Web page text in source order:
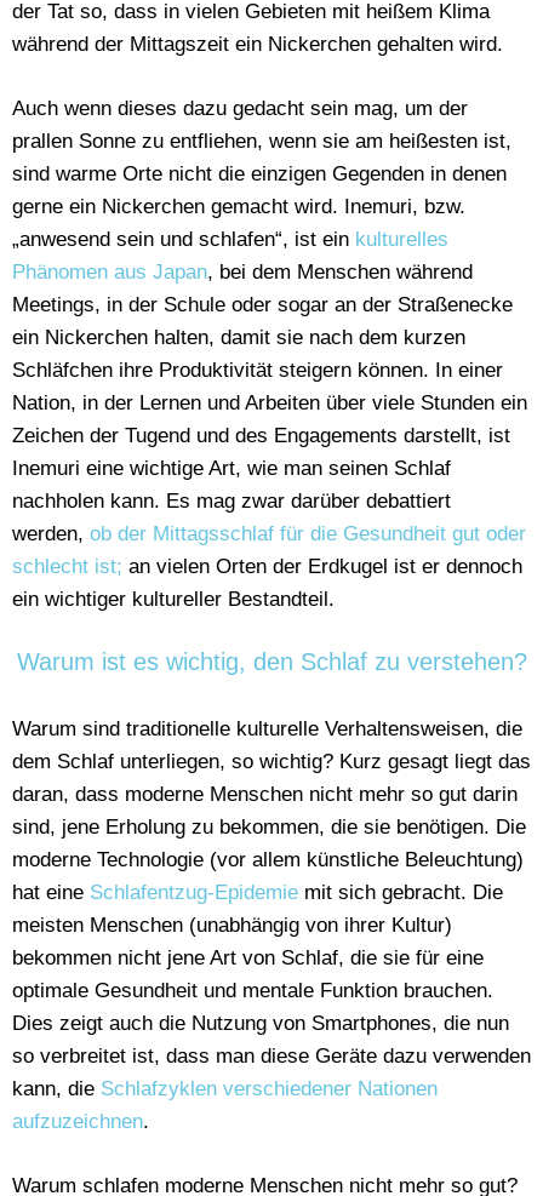
der Tat so, dass in vielen Gebieten mit heißem Klima
während der Mittagszeit ein Nickerchen gehalten wird.
Auch wenn dieses dazu gedacht sein mag, um der
prallen Sonne zu entfliehen, wenn sie am heißesten ist,
sind warme Orte nicht die einzigen Gegenden in denen
gerne ein Nickerchen gemacht wird. Inemuri, bzw.
„anwesend sein und schlafen“, ist ein kulturelles
Phänomen aus Japan, bei dem Menschen während
Meetings, in der Schule oder sogar an der Straßenecke
ein Nickerchen halten, damit sie nach dem kurzen
Schläfchen ihre Produktivität steigern können. In einer
Nation, in der Lernen und Arbeiten über viele Stunden ein
Zeichen der Tugend und des Engagements darstellt, ist
Inemuri eine wichtige Art, wie man seinen Schlaf
nachholen kann. Es mag zwar darüber debattiert
werden, ob der Mittagsschlaf für die Gesundheit gut oder
schlecht ist; an vielen Orten der Erdkugel ist er dennoch
ein wichtiger kultureller Bestandteil.
Warum ist es wichtig, den Schlaf zu verstehen?
Warum sind traditionelle kulturelle Verhaltensweisen, die
dem Schlaf unterliegen, so wichtig? Kurz gesagt liegt das
daran, dass moderne Menschen nicht mehr so gut darin
sind, jene Erholung zu bekommen, die sie benötigen. Die
moderne Technologie (vor allem künstliche Beleuchtung)
hat eine Schlafentzug-Epidemie mit sich gebracht. Die
meisten Menschen (unabhängig von ihrer Kultur)
bekommen nicht jene Art von Schlaf, die sie für eine
optimale Gesundheit und mentale Funktion brauchen.
Dies zeigt auch die Nutzung von Smartphones, die nun
so verbreitet ist, dass man diese Geräte dazu verwenden
kann, die Schlafzyklen verschiedener Nationen
aufzuzeichnen.
Warum schlafen moderne Menschen nicht mehr so gut?